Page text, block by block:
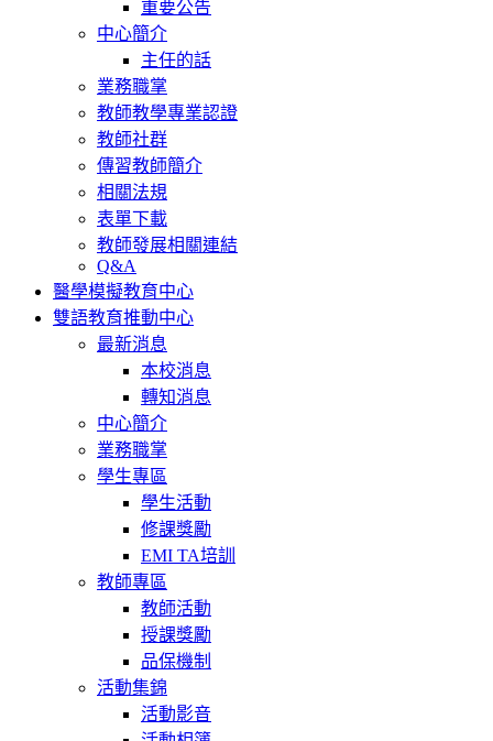
重要公告
中心簡介
主任的話
業務職掌
教師教學專業認證
教師社群
傳習教師簡介
相關法規
表單下載
教師發展相關連結
Q&A
醫學模擬教育中心
雙語教育推動中心
最新消息
本校消息
轉知消息
中心簡介
業務職掌
學生專區
學生活動
修課獎勵
EMI TA培訓
教師專區
教師活動
授課獎勵
品保機制
活動集錦
活動影音